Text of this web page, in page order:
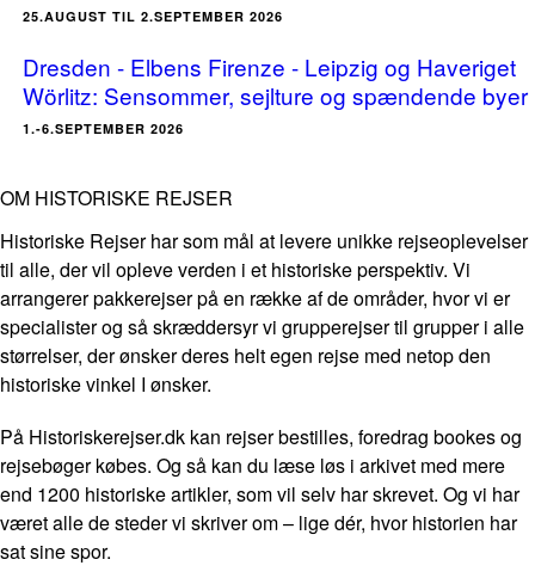
25.AUGUST TIL 2.SEPTEMBER 2026
Dresden - Elbens Firenze - Leipzig og Haveriget
Wörlitz: Sensommer, sejlture og spændende byer
1.-6.SEPTEMBER 2026
OM HISTORISKE REJSER
Historiske Rejser har som mål at levere unikke rejseoplevelser
til alle, der vil opleve verden i et historiske perspektiv. Vi
arrangerer pakkerejser på en række af de områder, hvor vi er
specialister og så skræddersyr vi grupperejser til grupper i alle
størrelser, der ønsker deres helt egen rejse med netop den
historiske vinkel I ønsker.
På Historiskerejser.dk kan rejser bestilles, foredrag bookes og
rejsebøger købes. Og så kan du læse løs i arkivet med mere
end 1200 historiske artikler, som vil selv har skrevet. Og vi har
været alle de steder vi skriver om – lige dér, hvor historien har
sat sine spor.